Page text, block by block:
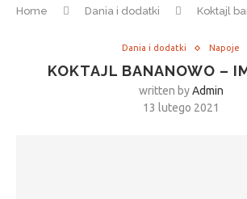
Home Dania i dodatki Koktajl
Dania i dodatki Napoje
KOKTAJL BANANOWO –
written byAdmin
13 lutego 2021